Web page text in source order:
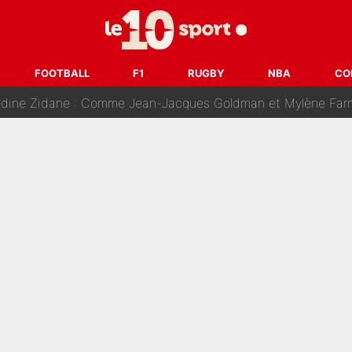
FOOTBALL F1 RUGBY NBA
: Son transfert au PSG est annoncé en Espagne !
battre, Safonov numéro un… Le PSG se lance encore dans un gros
Jean-Jacques Goldman et Mylène Farmer, le nouveau sélectionneur de